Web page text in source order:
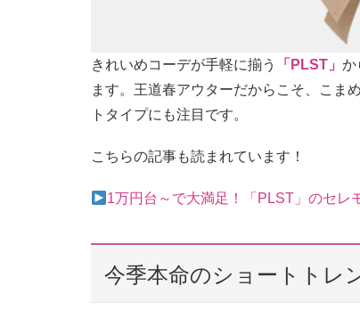
きれいめコーデが手軽に揃う 「PLST」 か
ます。王道春アウターだからこそ、こま
トタイプにも注目です。
こちらの記事も読まれています！
1万円台～で大満足！「PLST」のセレ
今季本命のショートトレ